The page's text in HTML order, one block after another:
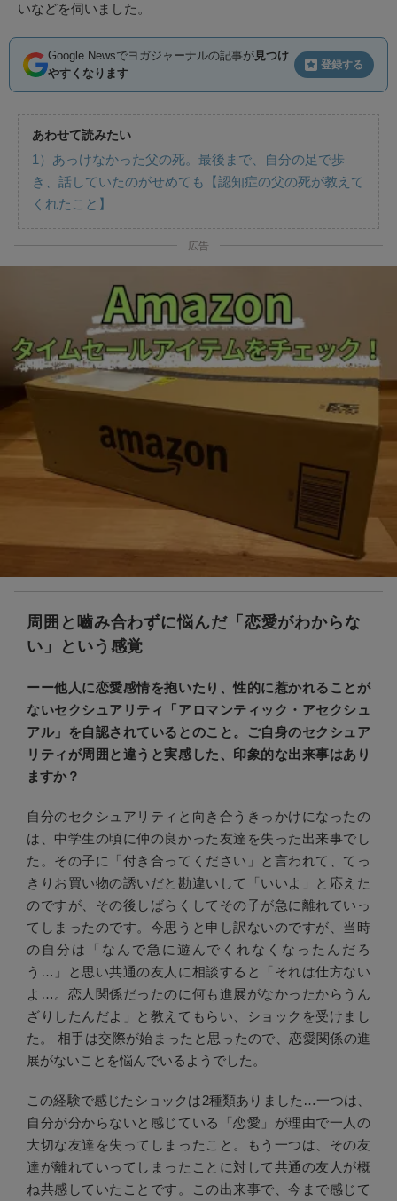
いなどを伺いました。
Google Newsでヨガジャーナルの記事が見つけ
やすくなります
登録する
あわせて読みたい
1）あっけなかった父の死。最後まで、自分の足で歩
き、話していたのがせめても【認知症の父の死が教えて
くれたこと】
広告
周囲と嚙み合わずに悩んだ「恋愛がわからな
い」という感覚
ーー他人に恋愛感情を抱いたり、性的に惹かれることが
ないセクシュアリティ「アロマンティック・アセクシュ
アル」を自認されているとのこと。
ご自身のセクシュア
リティが周囲と違うと実感した、印象的な出来事はあり
ますか？
自分のセクシュアリティと向き合うきっかけになったの
は、中学生の頃に仲の良かった友達を失った出来事でし
た。その子に「付き合ってください」と言われて、てっ
きりお買い物の誘いだと勘違いして「いいよ」と応えた
のですが、その後しばらくしてその子が急に離れていっ
てしまったのです。今思うと申し訳ないのですが、当時
の自分は「なんで急に遊んでくれなくなったんだろ
う…」と思い共通の友人に相談すると「それは仕方ない
よ…。恋人関係だったのに何も進展がなかったからうん
ざりしたんだよ」と教えてもらい、ショックを受けまし
た。 相手は交際が始まったと思ったので、恋愛関係の進
展がないことを悩んでいるようでした。
この経験で感じたショックは2種類ありました…一つは、
自分が分からないと感じている「恋愛」が理由で一人の
大切な友達を失ってしまったこと。もう一つは、その友
達が離れていってしまったことに対して共通の友人が概
ね共感していたことです。この出来事で、今まで感じて